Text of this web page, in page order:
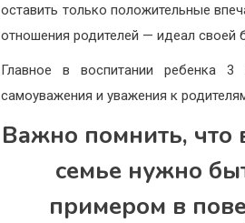
оставить только положительные
отношения родителей — идеал своей
Главное в воспитании ребенка 3
самоуважения и уважения к
Важно помнить, что
семье нужно
примером в